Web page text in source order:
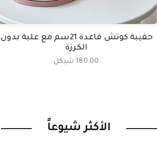
حقيبة كوتش قاعدة 21سم مع علبة بدون
الكرزة
180.00 شيكل
الأكثر شيوعاً